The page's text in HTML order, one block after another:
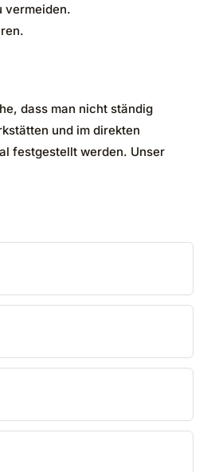
vermeiden.
dass man nicht ständig
und im direkten
festgestellt werden. Unser